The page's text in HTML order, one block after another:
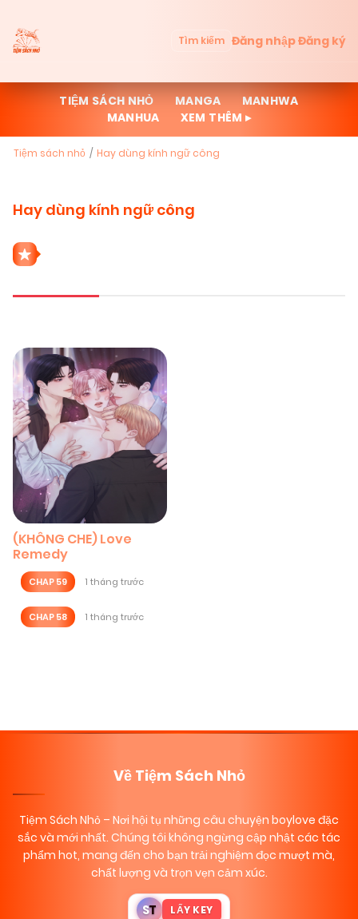
Tìm kiếm Đăng nhậpĐăng ký
TIỆM SÁCH NHỎ MANGA
MANHWA
MANHUA
XEM THÊM ▸
Tiệm sách nhỏ Hay dùng kính ngữ công
Hay dùng kính ngữ công
(KHÔNG CHE) Love
Remedy
CHAP 59 1 tháng trước
CHAP 58 1 tháng trước
Về Tiệm Sách Nhỏ
Tiệm Sách Nhỏ – Nơi hội tụ những câu chuyện boylove đặc
sắc và mới nhất. Chúng tôi không ngừng cập nhật các tác
phẩm hot, mang đến cho bạn trải nghiệm đọc mượt mà,
chất lượng và trọn vẹn cảm xúc.
ST LẤY KEY